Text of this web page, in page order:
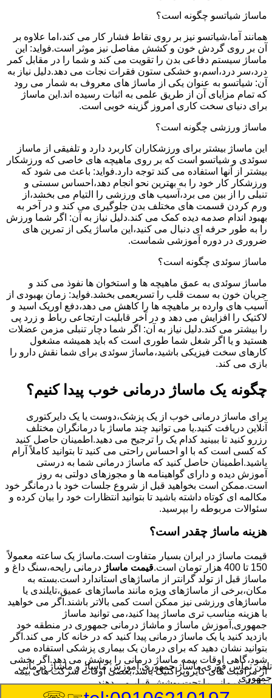
ماساژ شیاتسو چگونه است؟
همانند آما،شیاتسو نیز بر روی نقاط فشار کار می کند،اما علاوه بر
آن بر روی گردش خون و کشش مفاصل نیز موثر است.فواید: این
ماساژ سیستم دفاعی بدن را تقویت می کند و شما را در مقابل کمر
درد،سر درد،اسم،و خشکی ستون فقرات نجات می دهد.دلیل نیاز به
آن: شیاتسو به عنوان یکی از ماساژ های معروف به شمار می رود
که تمام مزایای آن از طریق علمی به اثبات رسیده اند.این ماساژ
برای دنیای سخت کاری امروز گزینه خوبی است.
ماساژ ورزشی چگونه است؟
این ماساژ بیشتر برای ورزشکاران کاربرد دارد و تلفیقی از ماساز
سوئدی و شیاتسو است که بر روی ماهیچه های خاصی که ورزشکار
بیشتر از آنها استفاده می کند توجه دارد.فواید: باعث می شود که
ورزشکار کار خود را به بهترین نحو انجام دهد،احساس سستی و
تنبلی را از بین می برد،آسیب های ورزشی را التیام می بخشد،از
ورم کردن قسمت های مختلف بدن جلوگیری می کند و در آخر به
بهبود اندام صدمه دیده کمک می کند.دلیل نیاز به آن: اگر شما ورزش
را به طور حرفه ای دنبال می کنید،این ماساژ یکی از تمرین های
ضروری در دوره آموزشی شماست.
ماساژ سوئدی چگونه است؟
ماساژ سوئدی به عمق ماهیچه ها و استخوان ها نفوذ می کند و
جریان خون به سمت قلب را تسریعمی بخشد.فواید: زمان بهبودی از
آسیب های وارده بر ماهیچه ها را کاهش می دهد،دفع اوریک اسید و
لاکتیک را افزایش می دهد و در آخر قابلیت ارتجاعی رباط و زرد پی
را بیشتر می کند.دلیل نیاز به آن: اگر شما دچار تنبلی مزمن عضلات
هستید و یا اگر شغل شما طوری است که باید همیشه مشغول
کارهای سخت فیزیکی باشید،ماساژ سوئدی برای شما نقش دارو را
بازی می کند.
چگونه یک ماساژ درمانی خوب پیدا کنیم؟
برای ماساژ درمانی خوب از یک پزشک،دوست یا یک دایرکتوری
آنلاین دریافت کنید.یا می توانید چند ماساژ با درمانگران مختلف
رزرو کنید تا ببینید کدام یک را ترجیح می دهید.اطمینان حاصل کنید
که کسی است که با او احساس راحتی می کنید تا بتوانید کاملاً آرام
باشید.اطمینان حاصل کنید که ماساژ درمانی شما به درستی
آموزش دیده و دارای گواهینامه ها و مجوزهای دولتی به روز
است.ممکن است بخواهید قبل از شروع جلسات خود با درمانگر خود
مکالمه ای کوتاه داشته باشید تا بتوانید انتظارات خود را بیان کرده و
سئوالات مربوطه را بپرسید.
هزینه ماساژ چقدر است؟
قیمت ماساژ در ایران بسیار متفاوت است.ماساژ یک ساعته معمولاً
150 تا 400 هزار تومان است.
قیمت ماساژ درمانی رایحه،سنگ داغ و
ماساژ قبل از تولد گرانتر از ماساژهای استاندارد است.بسته به
مکان،برخی از ماساژهای ویژه مانند ماساژهای عمیق،تایلندی یا
ماساژهای ورزشی نیز ممکن است کمی بالاتر باشند.اگر می خواهید
با هزینه مناسب تری ماساژ پیدا کنید،می توانید ماساژ
جمهوری,آموزش ماساژ و ماشاژ درمانی جمهوری در منطقه خود
بازدید کنید یا یک ماساژ درمانی پیدا کنید که در خانه کار می کند.اگر
بتوانید نشان دهید که برای درمان یک بیماری پزشکی استفاده می
شود،گاهی اوقات بیمه ماساژ درمانی را پوشش می دهد.اگر بخشی
از مراقبت های کایروپراکتیک باشد،بعضی اوقات شرکت های بیمه
ماساژ درمانی را تحت پوشش قرار می دهند.
تلفن تماس فوریماساژ جمهوری,آموزش ماساژ و ماشاژ درمانی
جمهوری